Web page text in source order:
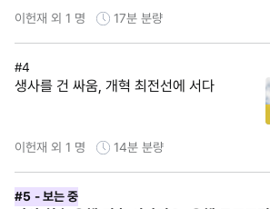
이헌재 외 1 명 17분 분량
#4
생사를 건 싸움, 개혁 최전선에 서다
이헌재 외 1 명 14분 분량
#5 - 보는 중